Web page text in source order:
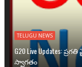
TELUGU NEWS
G20 Live Updates:
స్వాగతం